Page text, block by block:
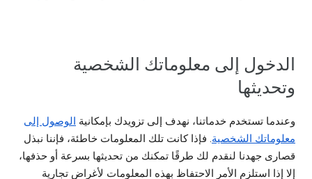
الدخول إلى معلوماتك الشخصية
وتحديثها
وعندما تستخدم خدماتنا، نهدف إلى تزويدك بإمكانية الوصول إلى
معلوماتك الشخصية. فإذا كانت تلك المعلومات خاطئة، فإننا نبذل
قصارى جهدنا لنقدم لك طرقًا تمكنك من تحديثها بسرعة أو حذفها،
إلا إذا استلزم الأمر الاحتفاظ بهذه المعلومات لأغراض تجارية